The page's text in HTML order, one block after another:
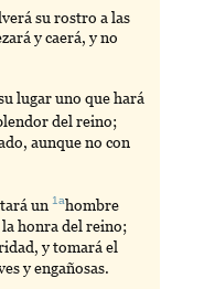
su rostro a las
y caerá, y no
lugar uno que hará
del reino;
aunque no con
un1ahombre
la honra del reino;
y tomará el
y engañosas.